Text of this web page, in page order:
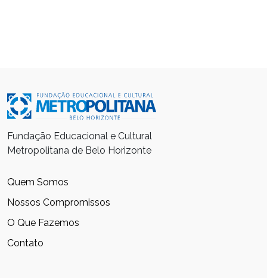
Fundação Educacional e Cultural
Metropolitana de Belo Horizonte
Quem Somos
Nossos Compromissos
O Que Fazemos
Contato